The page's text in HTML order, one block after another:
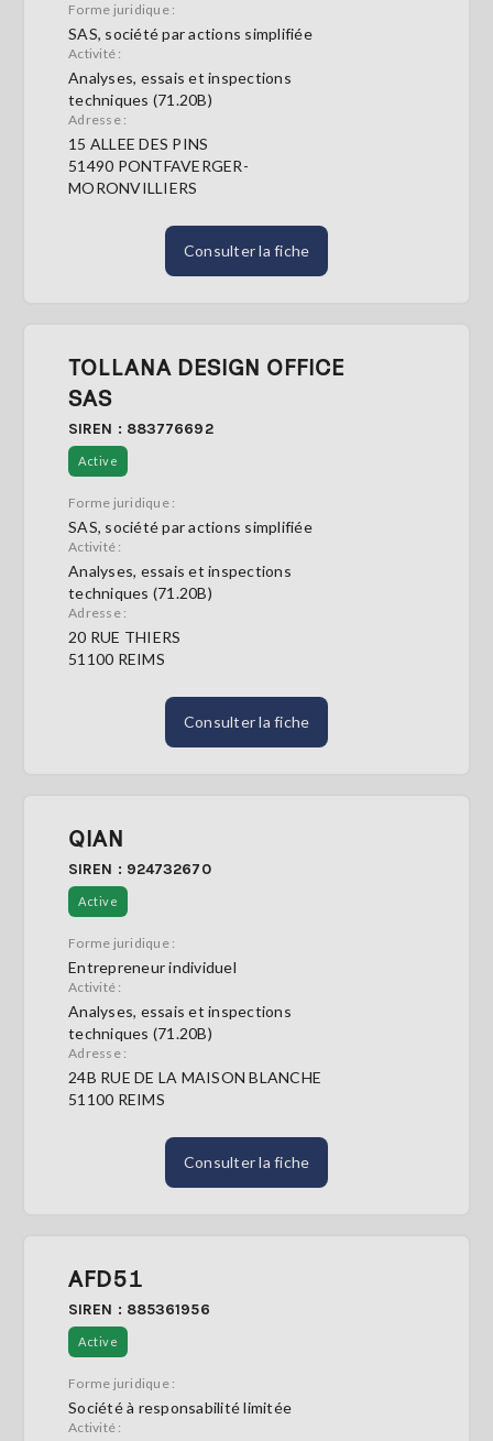
Forme juridique :
SAS, société par actions simplifiée
Activité :
Analyses, essais et inspections
techniques (71.20B)
Adresse :
15 ALLEE DES PINS
51490 PONTFAVERGER-
MORONVILLIERS
Consulter la fiche
TOLLANA DESIGN OFFICE
SAS
SIREN : 883776692
Active
Forme juridique :
SAS, société par actions simplifiée
Activité :
Analyses, essais et inspections
techniques (71.20B)
Adresse :
20 RUE THIERS
51100 REIMS
Consulter la fiche
QIAN
SIREN : 924732670
Active
Forme juridique :
Entrepreneur individuel
Activité :
Analyses, essais et inspections
techniques (71.20B)
Adresse :
24B RUE DE LA MAISON BLANCHE
51100 REIMS
Consulter la fiche
AFD51
SIREN : 885361956
Active
Forme juridique :
Société à responsabilité limitée
Activité :